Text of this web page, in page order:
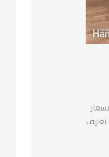
500 ريال دينا نقل عفش صغيرة 400 ريال تغليف